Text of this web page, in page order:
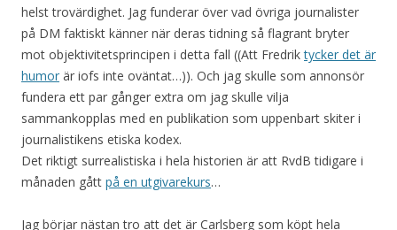
helst trovärdighet. Jag funderar över vad övriga journalister
på DM faktiskt känner när deras tidning så flagrant bryter
mot objektivitetsprincipen i detta fall ((Att Fredriktycker det är
humor är iofs inte oväntat…)). Och jag skulle som annonsör
fundera ett par gånger extra om jag skulle vilja
sammankopplas med en publikation som uppenbart skiter i
journalistikens etiska kodex.
Det riktigt surrealistiska i hela historien är att RvdB tidigare i
månaden gått på en utgivarekurs…
Jag börjar nästan tro att det är Carlsberg som köpt hela